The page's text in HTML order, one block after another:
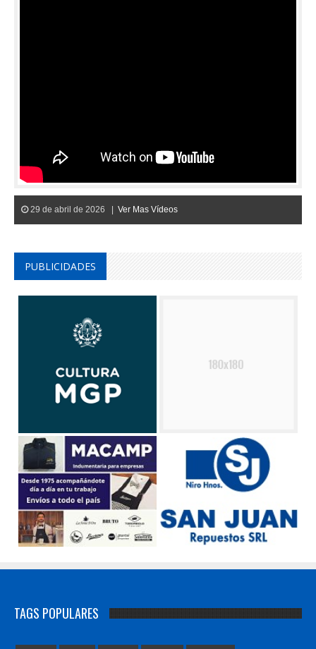
29 de abril de 2026 | Ver Mas Vídeos
PUBLICIDADES
TAGS POPULARES